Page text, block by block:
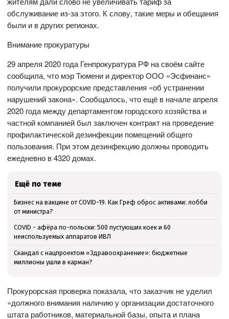
обслуживание из-за этого. К слову, такие меры и обещания
были и в других регионах.
Внимание прокуратуры
29 апреля 2020 года Генпрокуратура РФ на своём сайте
сообщила, что мэр Тюмени и директор ООО «Эсфинанс»
получили прокурорские представления «об устранении
нарушений закона». Сообщалось, что ещё в начале апреля
2020 года между департаментом городского хозяйства и
частной компанией был заключен контракт на проведение
профилактической дезинфекции помещений общего
пользования. При этом дезинфекцию должны проводить
ежедневно в 4320 домах.
Ещё по теме
Бизнес на вакцине от COVID-19. Как Греф оброс активами: лобби
от министра?
COVID - афёра по-польски: 500 пустующих коек и 60
неиспользуемых аппаратов ИВЛ
Скандал с нацпроектом «Здравоохранение»: бюджетные
миллионы ушли в карман?
Прокурорская проверка показала, что заказчик не уделил
«должного внимания наличию у организации достаточного
штата работников, материальной базы, опыта и плана